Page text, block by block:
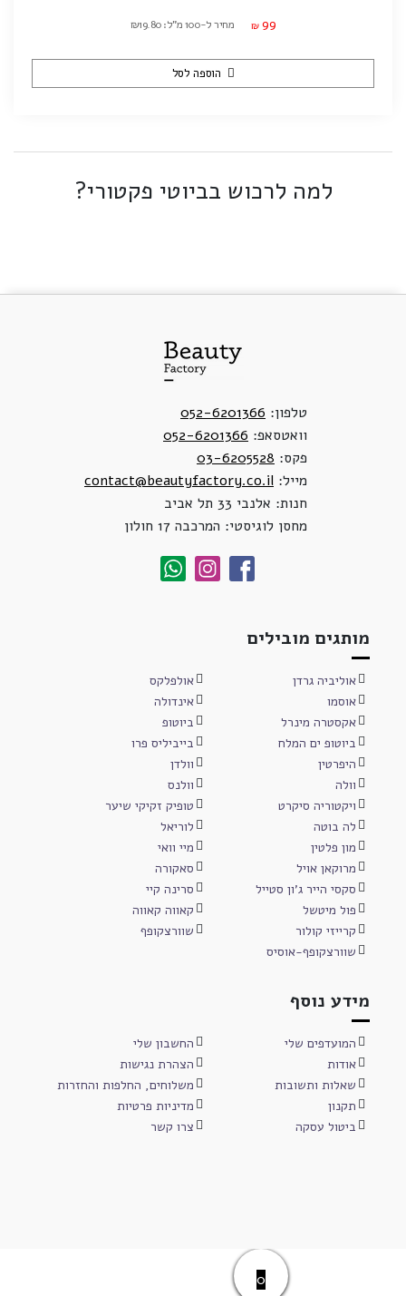
₪ 99 מחיר ל-100 מ"ל: ₪19.80
הוספה לסל
למה לרכוש בביוטי פקטורי?
טלפון: 052-6201366
וואטסאפ: 052-6201366
פקס: 03-6205528
מייל: contact@beautyfactory.co.il
חנות: אלנבי 33 תל אביב
מחסן לוגיסטי: המרכבה 17 חולון
מותגים מובילים
אוליביה גרדן
אולפלקס
אוסמו
אינדולה
אקסטרה מינרל
ביוטופ
ביוטופ ים המלח
בייביליס פרו
היפרטין
וולדן
וולה
וולנס
ויקטוריה סיקרט
טופיק זקיקי שיער
לה בוטה
לוריאל
מון פלטין
מיי וואי
מרוקאן אויל
סאקורה
סקסי הייר ג'ון סטייל
סרינה קיי
פול מיטשל
קאווה קאווה
קרייזי קולור
שוורצקופף
שוורצקופף-אוסיס
מידע נוסף
המועדפים שלי
החשבון שלי
אודות
הצהרת נגישות
שאלות ותשובות
משלוחים, החלפות והחזרות
תקנון
מדיניות פרטיות
ביטול עסקה
צרו קשר
0